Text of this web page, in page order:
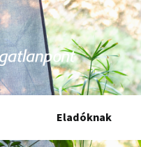
Eladóknak